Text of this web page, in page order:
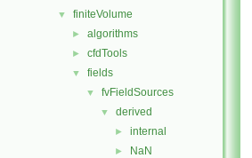
▼ finiteVolume
► algorithms
► cfdTools
▼ fields
▼ fvFieldSources
▼ derived
► internal
► NaN